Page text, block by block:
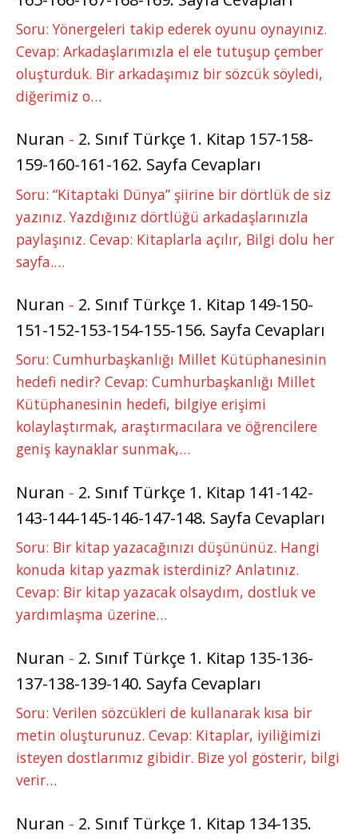
Soru: Yönergeleri takip ederek oyunu oynayınız.
Cevap: Arkadaşlarımızla el ele tutuşup çember
oluşturduk. Bir arkadaşımız bir sözcük söyledi,
diğerimiz o…
Nuran - 2. Sınıf Türkçe 1. Kitap 157-158-
159-160-161-162. Sayfa Cevapları
Soru: “Kitaptaki Dünya” şiirine bir dörtlük de siz
yazınız. Yazdığınız dörtlüğü arkadaşlarınızla
paylaşınız. Cevap: Kitaplarla açılır, Bilgi dolu her
sayfa.…
Nuran - 2. Sınıf Türkçe 1. Kitap 149-150-
151-152-153-154-155-156. Sayfa Cevapları
Soru: Cumhurbaşkanlığı Millet Kütüphanesinin
hedefi nedir? Cevap: Cumhurbaşkanlığı Millet
Kütüphanesinin hedefi, bilgiye erişimi
kolaylaştırmak, araştırmacılara ve öğrencilere
geniş kaynaklar sunmak,…
Nuran - 2. Sınıf Türkçe 1. Kitap 141-142-
143-144-145-146-147-148. Sayfa Cevapları
Soru: Bir kitap yazacağınızı düşününüz. Hangi
konuda kitap yazmak isterdiniz? Anlatınız.
Cevap: Bir kitap yazacak olsaydım, dostluk ve
yardımlaşma üzerine…
Nuran - 2. Sınıf Türkçe 1. Kitap 135-136-
137-138-139-140. Sayfa Cevapları
Soru: Verilen sözcükleri de kullanarak kısa bir
metin oluşturunuz. Cevap: Kitaplar, iyiliğimizi
isteyen dostlarımız gibidir. Bize yol gösterir, bilgi
verir…
Nuran - 2. Sınıf Türkçe 1. Kitap 134-135.